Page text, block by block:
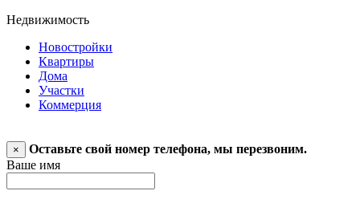
Недвижимость
Новостройки
Квартиры
Дома
Участки
Коммерция
×
Оставьте свой номер телефона, мы перезвоним.
Ваше имя